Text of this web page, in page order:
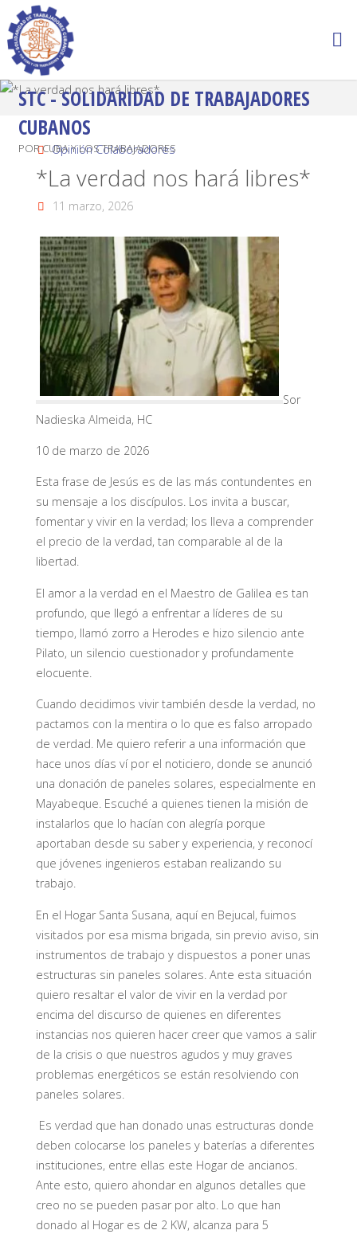
STC - SOLIDARIDAD DE TRABAJADORES
CUBANOS
POR CUBA Y LOS TRABAJADORES
Opinión Colaboradores
*La verdad nos hará libres*
11 marzo, 2026
Sor
Nadieska Almeida, HC
10 de marzo de 2026
Esta frase de Jesús es de las más contundentes en
su mensaje a los discípulos. Los invita a buscar,
fomentar y vivir en la verdad; los lleva a comprender
el precio de la verdad, tan comparable al de la
libertad.
El amor a la verdad en el Maestro de Galilea es tan
profundo, que llegó a enfrentar a líderes de su
tiempo, llamó zorro a Herodes e hizo silencio ante
Pilato, un silencio cuestionador y profundamente
elocuente.
Cuando decidimos vivir también desde la verdad, no
pactamos con la mentira o lo que es falso arropado
de verdad. Me quiero referir a una información que
hace unos días ví por el noticiero, donde se anunció
una donación de paneles solares, especialmente en
Mayabeque. Escuché a quienes tienen la misión de
instalarlos que lo hacían con alegría porque
aportaban desde su saber y experiencia, y reconocí
que jóvenes ingenieros estaban realizando su
trabajo.
En el Hogar Santa Susana, aquí en Bejucal, fuimos
visitados por esa misma brigada, sin previo aviso, sin
instrumentos de trabajo y dispuestos a poner unas
estructuras sin paneles solares. Ante esta situación
quiero resaltar el valor de vivir en la verdad por
encima del discurso de quienes en diferentes
instancias nos quieren hacer creer que vamos a salir
de la crisis o que nuestros agudos y muy graves
problemas energéticos se están resolviendo con
paneles solares.
Es verdad que han donado unas estructuras donde
deben colocarse los paneles y baterías a diferentes
instituciones, entre ellas este Hogar de ancianos.
Ante esto, quiero ahondar en algunos detalles que
creo no se pueden pasar por alto. Lo que han
donado al Hogar es de 2 KW, alcanza para 5